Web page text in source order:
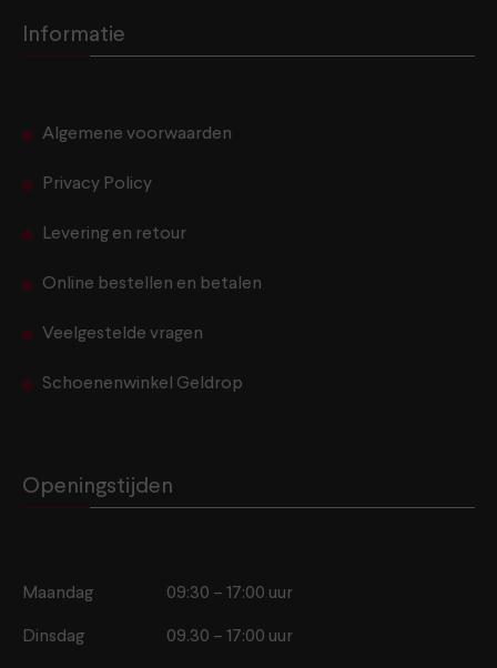
Informatie
Algemene voorwaarden
Privacy Policy
Levering en retour
Online bestellen en betalen
Veelgestelde vragen
Schoenenwinkel Geldrop
Openingstijden
Maandag 09:30 – 17:00 uur
Dinsdag 09.30 – 17:00 uur